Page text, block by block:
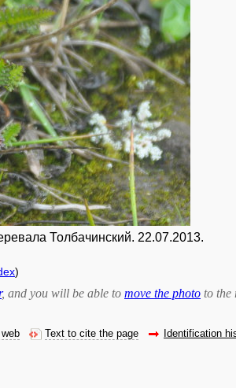
Толбачинский. 22.07.2013.
)
, and you will be able to move the photo to the
Text to cite the page Identification